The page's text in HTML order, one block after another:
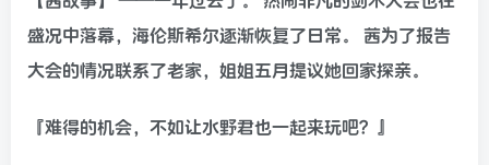
盛况中落幕，海伦斯希尔逐渐恢复了日常。 茜为了报告
大会的情况联系了老家，姐姐五月提议她回家探亲。
『难得的机会，不如让水野君也一起来玩吧？』